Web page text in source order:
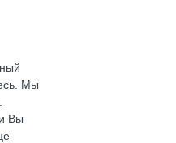
Мы
Вы